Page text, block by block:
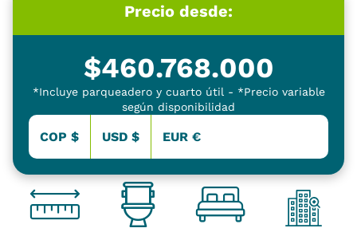
Precio desde:
$460.768.000
*Incluye parqueadero y cuarto útil - *Precio variable
según disponibilidad
COP $ USD $ EUR €